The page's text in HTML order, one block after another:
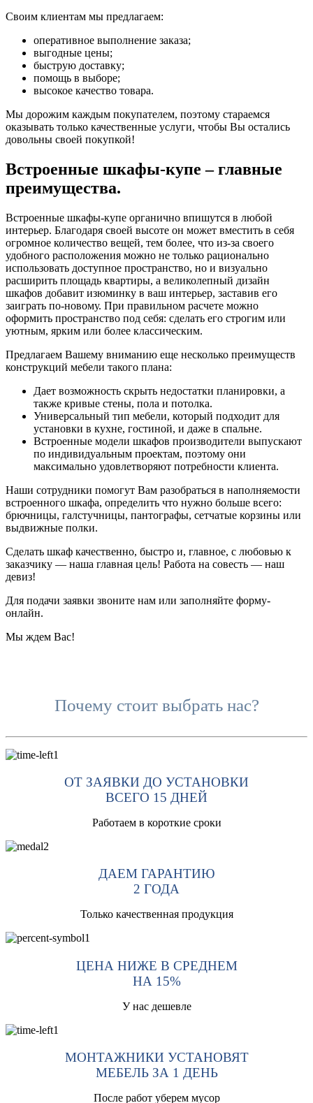
Своим клиентам мы предлагаем:
оперативное выполнение заказа;
выгодные цены;
быструю доставку;
помощь в выборе;
высокое качество товара.
Мы дорожим каждым покупателем, поэтому стараемся
оказывать только качественные услуги, чтобы Вы остались
довольны своей покупкой!
Встроенные шкафы-купе – главные
преимущества.
Встроенные шкафы-купе органично впишутся в любой
интерьер. Благодаря своей высоте он может вместить в себя
огромное количество вещей, тем более, что из-за своего
удобного расположения можно не только рационально
использовать доступное пространство, но и визуально
расширить площадь квартиры, а великолепный дизайн
шкафов добавит изюминку в ваш интерьер, заставив его
заиграть по-новому. При правильном расчете можно
оформить пространство под себя: сделать его строгим или
уютным, ярким или более классическим.
Предлагаем Вашему вниманию еще несколько преимуществ
конструкций мебели такого плана:
Дает возможность скрыть недостатки планировки, а
также кривые стены, пола и потолка.
Универсальный тип мебели, который подходит для
установки в кухне, гостиной, и даже в спальне.
Встроенные модели шкафов производители выпускают
по индивидуальным проектам, поэтому они
максимально удовлетворяют потребности клиента.
Наши сотрудники помогут Вам разобраться в наполняемости
встроенного шкафа, определить что нужно больше всего:
брючницы, галстучницы, пантографы, сетчатые корзины или
выдвижные полки.
Сделать шкаф качественно, быстро и, главное, с любовью к
заказчику — наша главная цель! Работа на совесть — наш
девиз!
Для подачи заявки звоните нам или заполняйте форму-
онлайн.
Мы ждем Вас!
Почему стоит выбрать нас?
ОТ ЗАЯВКИ ДО УСТАНОВКИ
ВСЕГО 15 ДНЕЙ
Работаем в короткие сроки
ДАЕМ ГАРАНТИЮ
2 ГОДА
Только качественная продукция
ЦЕНА НИЖЕ В СРЕДНЕМ
НА 15%
У нас дешевле
МОНТАЖНИКИ УСТАНОВЯТ
МЕБЕЛЬ ЗА 1 ДЕНЬ
После работ уберем мусор